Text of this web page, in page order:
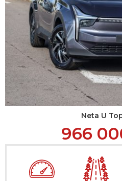
Neta U
966